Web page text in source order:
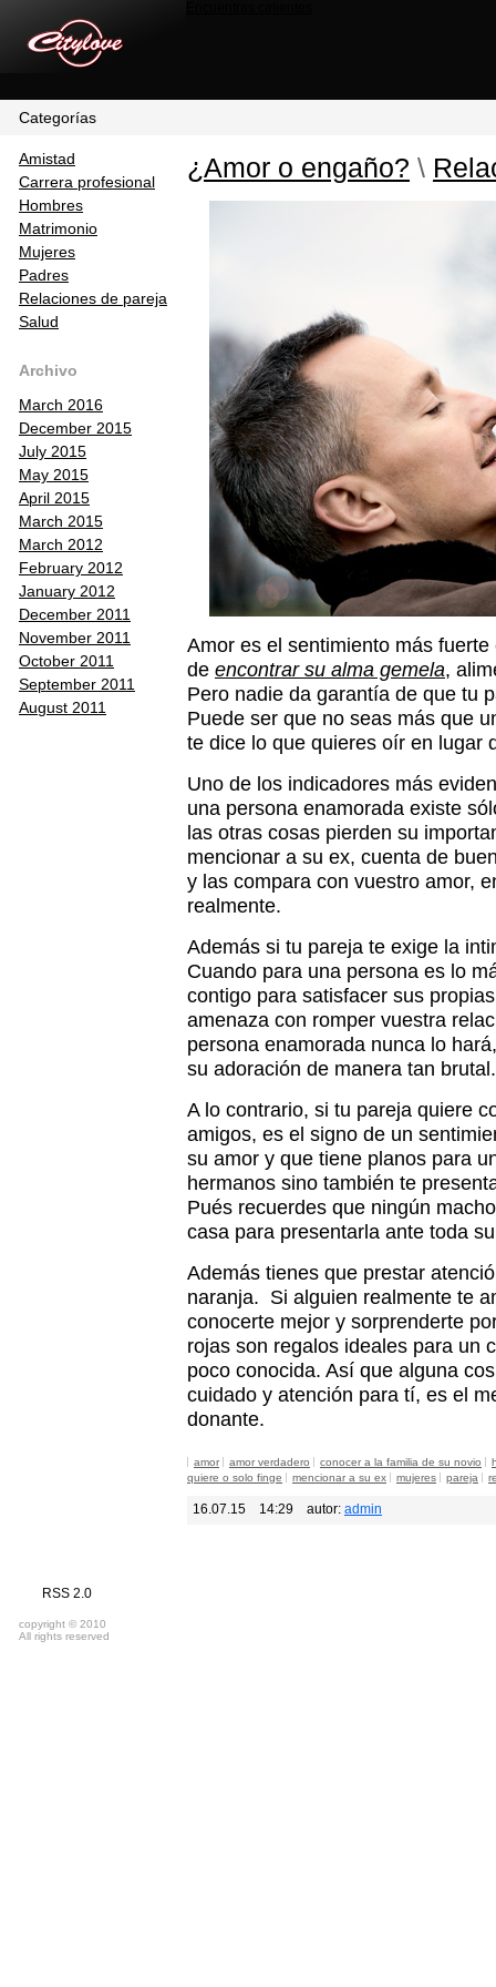
Categorías
Amistad
Carrera profesional
Hombres
Matrimonio
Mujeres
Padres
Relaciones de pareja
Salud
Archivo
March 2016
December 2015
July 2015
May 2015
April 2015
March 2015
March 2012
February 2012
January 2012
December 2011
November 2011
October 2011
September 2011
August 2011
¿Amor o engaño? \
Amor es el sentimiento más
de encontrar su alma gemela,
Pero nadie da garantía de que tu
Puede ser que no seas más que
te dice lo que quieres oír en lugar
Uno de los indicadores más
una persona enamorada existe
las otras cosas pierden su
mencionar a su ex, cuenta de
y las compara con vuestro amor,
realmente.
Además si tu pareja te exige la
Cuando para una persona es lo
contigo para satisfacer sus
amenaza con romper vuestra
persona enamorada nunca lo
su adoración de manera tan brutal.
A lo contrario, si tu pareja quiere
amigos, es el signo de un
su amor y que tiene planos para
hermanos sino también te
Pués recuerdes que ningún
casa para presentarla ante toda
Además tienes que prestar
naranja. Si alguien realmente te
conocerte mejor y sorprenderte
rojas son regalos ideales para un
poco conocida. Así que alguna
cuidado y atención para tí, es el
donante.
amor amor verdadero conocer a la familia de su novio
quiere o solo finge
mencionar a su ex mujeres pareja
16.07.15 14:29 autor: admin
RSS 2.0
copyright © 2010
All rights reserved